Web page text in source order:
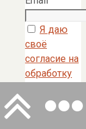
Я даю
своё
согласие на
обработку
данных в